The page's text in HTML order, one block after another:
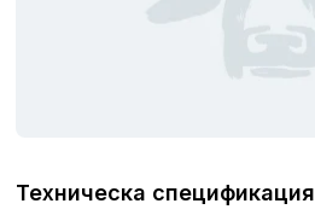
Техническа спецификация